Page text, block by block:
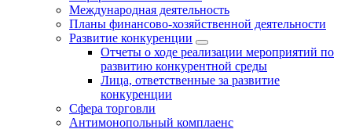
Международная деятельность
Планы финансово-хозяйственной деятельности
Развитие конкуренции
Отчеты о ходе реализации мероприятий по
развитию конкурентной среды
Лица, ответственные за развитие
конкуренции
Сфера торговли
Антимонопольный комплаенс